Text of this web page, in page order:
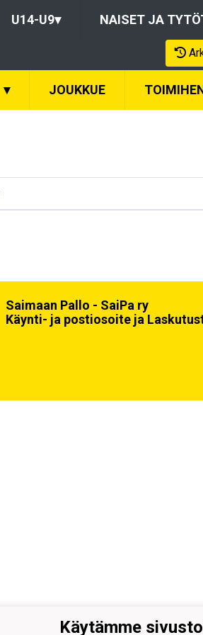
U14-U9▾ NAISET JA
▾ JOUKKUE
Saimaan Pallo - SaiPa ry
Käynti- ja postiosoite ja
Käytämme